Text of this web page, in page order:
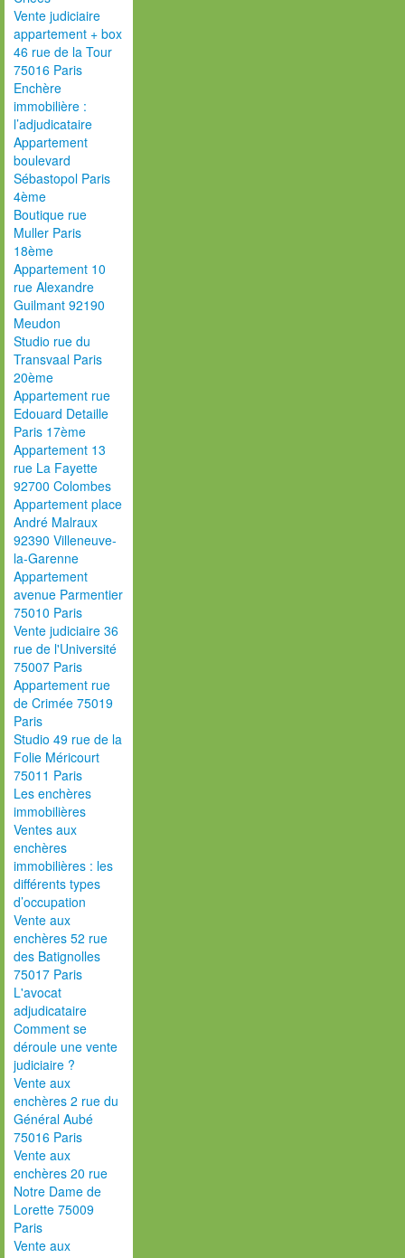
Vente judiciaire
appartement + box
46 rue de la Tour
75016 Paris
Enchère
immobilière :
l’adjudicataire
Appartement
boulevard
Sébastopol Paris
4ème
Boutique rue
Muller Paris
18ème
Appartement 10
rue Alexandre
Guilmant 92190
Meudon
Studio rue du
Transvaal Paris
20ème
Appartement rue
Edouard Detaille
Paris 17ème
Appartement 13
rue La Fayette
92700 Colombes
Appartement place
André Malraux
92390 Villeneuve-
la-Garenne
Appartement
avenue Parmentier
75010 Paris
Vente judiciaire 36
rue de l'Université
75007 Paris
Appartement rue
de Crimée 75019
Paris
Studio 49 rue de la
Folie Méricourt
75011 Paris
Les enchères
immobilières
Ventes aux
enchères
immobilières : les
différents types
d’occupation
Vente aux
enchères 52 rue
des Batignolles
75017 Paris
L'avocat
adjudicataire
Comment se
déroule une vente
judiciaire ?
Vente aux
enchères 2 rue du
Général Aubé
75016 Paris
Vente aux
enchères 20 rue
Notre Dame de
Lorette 75009
Paris
Vente aux